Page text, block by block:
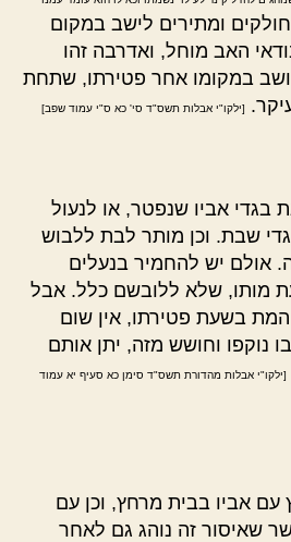
חולקים ומתירים לישב במקום
האב מוחל, ואדרבה זהו
במקומו אחר פטירתו, שתחת
[ילקו"י אבלות תשס"ד סי' כא ס"י עמוד שפב]
בגדי אביו שנפטר, או לנעול
שבת. וכן מותר לבת ללבוש
אולם יש להחמיר בנעלים
מותו, שלא ללובשם כלל. אבל
בשעת פטירתו, אין שום
נוקפו וחושש מזה, יתן אותם
[ילקו"י אבלות מהדורת תשס"ד סימן כא סעיף יא עמוד
עם אביו בבית מרחץ, וכן עם
שאיסור זה נוהג גם לאחר